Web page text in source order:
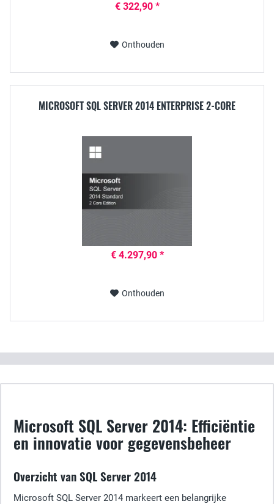
€ 322,90 *
Onthouden
MICROSOFT SQL SERVER 2014 ENTERPRISE 2-CORE
€ 4.297,90 *
Onthouden
Microsoft SQL Server 2014: Efficiëntie
en innovatie voor gegevensbeheer
Overzicht van SQL Server 2014
Microsoft SQL Server 2014 markeert een belangrijke